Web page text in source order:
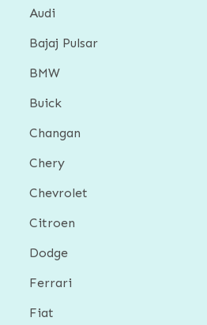
Audi
Bajaj Pulsar
BMW
Buick
Changan
Chery
Chevrolet
Citroen
Dodge
Ferrari
Fiat